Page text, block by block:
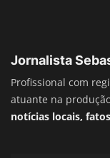
Jornalista
Profissional com
atuante na
notícias locais,